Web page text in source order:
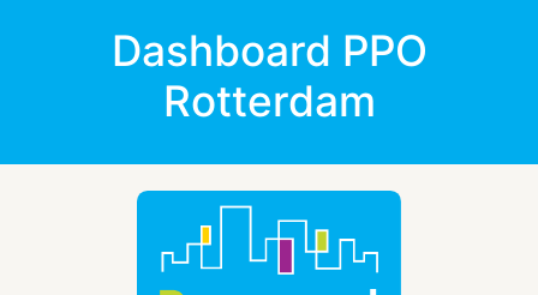
Dashboard PPO
Rotterdam